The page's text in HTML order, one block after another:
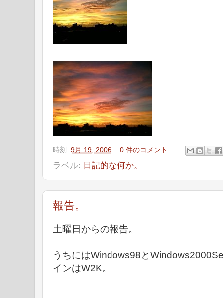
時刻: 9月 19, 2006 0 件のコメント:
ラベル: 日記的な何か。
報告。
土曜日からの報告。
うちにはWindows98と
インはW2K。